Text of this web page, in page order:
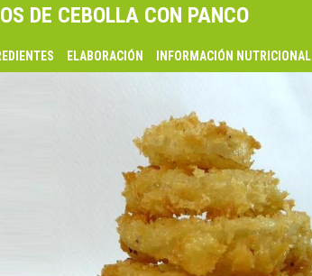
DE CEBOLLA CON PANCO
ELABORACIÓN INFORMACIÓN NUTRICIONAL